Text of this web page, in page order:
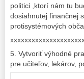
politici ,ktorí nám tu
dosiahnutej finančnej
protisystémových
5. Vytvoriť výhodné
pre učiteľov, lekárov,